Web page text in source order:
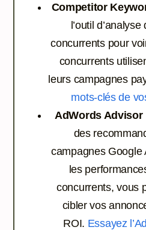
Competitor
l’outil
concurrents pour
concurrents
leurs campagnes
mots-clés de
AdWords Advisor
des
campagnes Google
les
concurrents, vous
cibler vos
ROI. Essayez